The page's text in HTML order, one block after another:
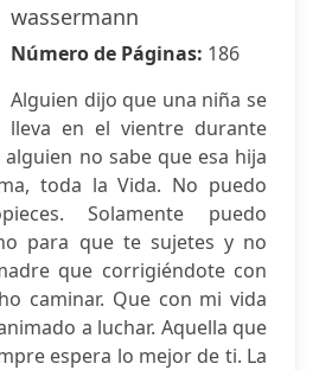
wassermann
Número de Páginas: 186
Alguien dijo que una niña se
lleva en el vientre durante
alguien no sabe que esa hija
toda la Vida. No puedo
Solamente puedo
para que te sujetes y no
que corrigiéndote con
caminar. Que con mi vida
a luchar. Aquella que
espera lo mejor de ti. La